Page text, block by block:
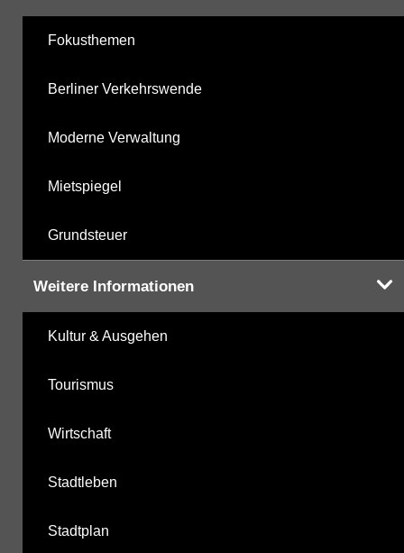
Fokusthemen
Berliner Verkehrswende
Moderne Verwaltung
Mietspiegel
Grundsteuer
Weitere Informationen
Kultur & Ausgehen
Tourismus
Wirtschaft
Stadtleben
Stadtplan